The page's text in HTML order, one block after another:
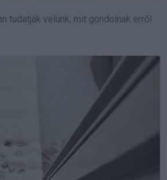
tudatják velünk, mit gondolnak erről